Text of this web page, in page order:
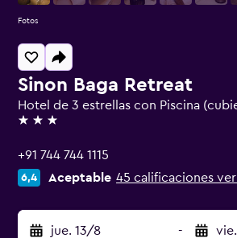
Sinon Baga Retreat
Hotel de 3 estrellas con Piscina
3 estrellas
+91 744 744 1115
6,4 Aceptable 45 calificaciones
jue. 13/8 -
Fotos